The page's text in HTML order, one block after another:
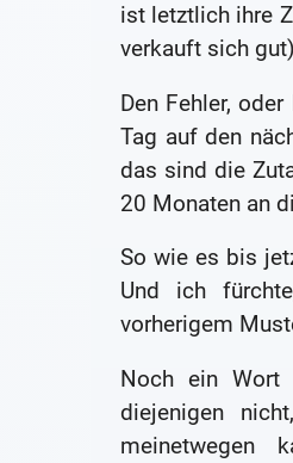
ist letztlich ihre
verkauft sich
Den Fehler,
Tag auf den
das sind die
20 Monaten an
So wie es bis
Und ich
vorherigem
Noch ein Wort
diejenigen
meinetwegen